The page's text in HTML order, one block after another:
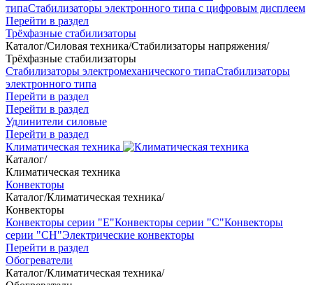
типаСтабилизаторы электронного типа с цифровым дисплеем
Перейти в раздел
Трёхфазные стабилизаторы
Каталог/Силовая техника/Стабилизаторы напряжения/
Трёхфазные стабилизаторы
Стабилизаторы электромеханического типаСтабилизаторы
электронного типа
Перейти в раздел
Перейти в раздел
Удлинители силовые
Перейти в раздел
Климатическая техника
Каталог/
Климатическая техника
Конвекторы
Каталог/Климатическая техника/
Конвекторы
Конвекторы серии "Е"Конвекторы серии "С"Конвекторы
серии "СН"Электрические конвекторы
Перейти в раздел
Обогреватели
Каталог/Климатическая техника/